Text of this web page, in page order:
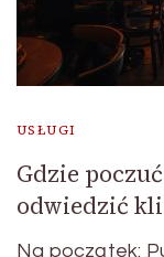
USŁUGI
Gdzie
odwiedzić
Na początek: